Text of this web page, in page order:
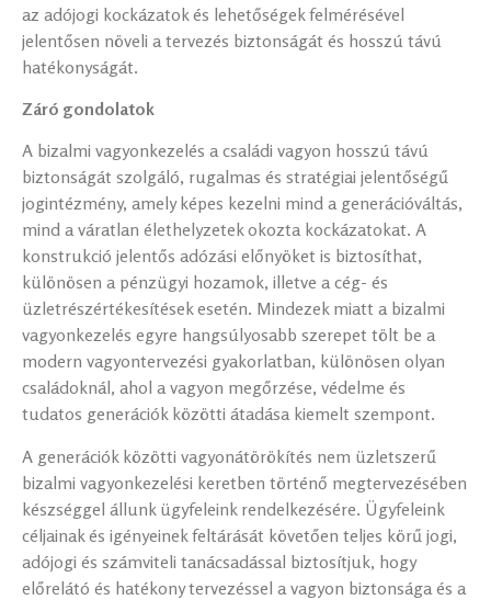
az adójogi kockázatok és lehetőségek felmérésével
jelentősen növeli a tervezés biztonságát és hosszú távú
hatékonyságát.
Záró gondolatok
A bizalmi vagyonkezelés a családi vagyon hosszú távú
biztonságát szolgáló, rugalmas és stratégiai jelentőségű
jogintézmény, amely képes kezelni mind a generációváltás,
mind a váratlan élethelyzetek okozta kockázatokat. A
konstrukció jelentős adózási előnyöket is biztosíthat,
különösen a pénzügyi hozamok, illetve a cég- és
üzletrészértékesítések esetén. Mindezek miatt a bizalmi
vagyonkezelés egyre hangsúlyosabb szerepet tölt be a
modern vagyontervezési gyakorlatban, különösen olyan
családoknál, ahol a vagyon megőrzése, védelme és
tudatos generációk közötti átadása kiemelt szempont.
A generációk közötti vagyonátörökítés nem üzletszerű
bizalmi vagyonkezelési keretben történő megtervezésében
készséggel állunk ügyfeleink rendelkezésére. Ügyfeleink
céljainak és igényeinek feltárását követően teljes körű jogi,
adójogi és számviteli tanácsadással biztosítjuk, hogy
előrelátó és hatékony tervezéssel a vagyon biztonsága és a